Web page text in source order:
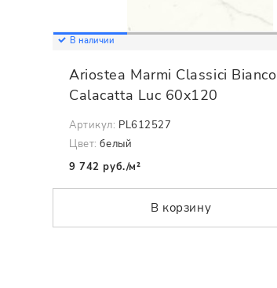
В наличии
Ariostea Marmi Classici Bianco
Calacatta Luc 60x120
Артикул: PL612527
Цвет: белый
9 742 руб./м²
В корзину